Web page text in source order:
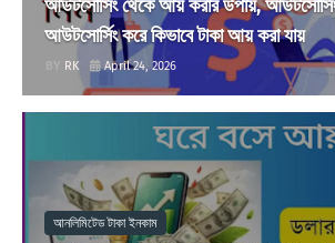
আউটসোর্সিং থেকে আয় করার উপায়,
আউটসোর্সিং করে কিভাবে টাকা আয় করা যায়
RK April 24, 2026
আনলিমিটেড টাকা ইনকাম